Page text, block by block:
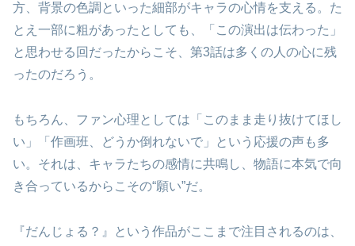
方、背景の色調といった細部がキャラの心情を支える。た
とえ一部に粗があったとしても、「この演出は伝わった」
と思わせる回だったからこそ、第3話は多くの人の心に残
ったのだろう。
もちろん、ファン心理としては「このまま走り抜けてほし
い」「作画班、どうか倒れないで」という応援の声も多
い。それは、キャラたちの感情に共鳴し、物語に本気で向
き合っているからこその“願い”だ。
『だんじょる？』という作品がここまで注目されるのは、